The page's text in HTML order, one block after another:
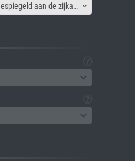
Canvas lijst - Afbeelding gespiegeld aan de zijkant